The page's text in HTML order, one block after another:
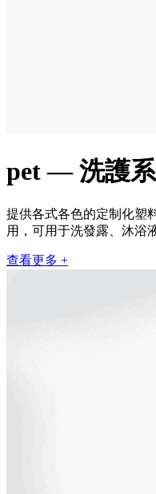
pet — 洗護系
提供各式各色的定制化塑
用，可用于洗發露、沐浴
查看更多 +